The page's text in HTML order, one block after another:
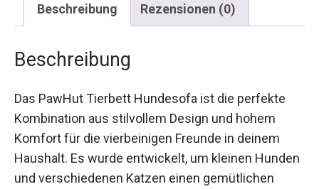
Beschreibung Rezensionen (0)
Beschreibung
Das PawHut Tierbett Hundesofa ist die perfekte
Kombination aus stilvollem Design und hohem
Komfort für die vierbeinigen Freunde in deinem
Haushalt. Es wurde entwickelt, um kleinen Hunden
und verschiedenen Katzen einen gemütlichen